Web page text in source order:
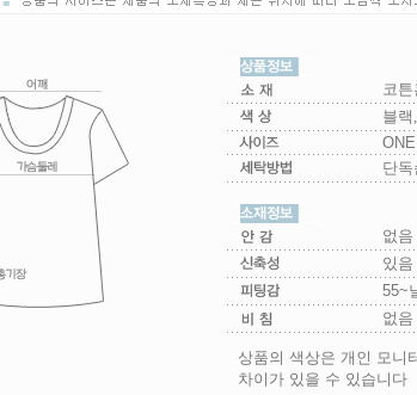
코튼
블랙
ONE
단
없음
있음
55~
없음
상품의 색상은 개인 모니
차이가 있을 수 있습니다